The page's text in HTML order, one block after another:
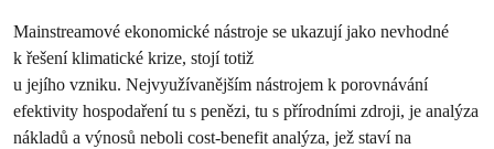
Mainstreamové ekonomické nástroje se ukazují jako nevhodné
k řešení klimatické krize, stojí totiž
u jejího vzniku. Nejvyužívanějším nástrojem k porovnávání
efektivity hospodaření tu s penězi, tu s přírodními zdroji, je analýza
nákladů a výnosů neboli cost-benefit analýza, jež staví na